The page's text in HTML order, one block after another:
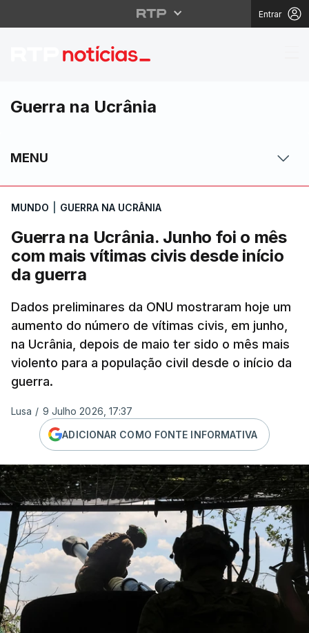
Entrar
Guerra na Ucrânia.
Guerra na Ucrânia
MENU
MUNDO GUERRA NA UCRÂNIA
Guerra na Ucrânia. Junho foi o mês
com mais vítimas civis desde início
da guerra
Dados preliminares da ONU mostraram hoje um
aumento do número de vítimas civis, em junho,
na Ucrânia, depois de maio ter sido o mês mais
violento para a população civil desde o início da
guerra.
Lusa / 9 Julho 2026, 17:37
ADICIONAR COMO FONTE INFORMATIVA